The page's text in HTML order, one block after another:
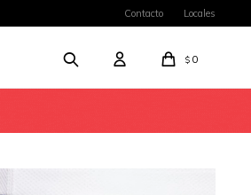
$ 0
Contacto Locales